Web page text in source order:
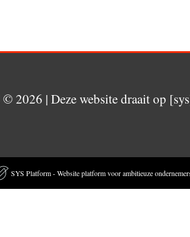
© 2026 | Deze website draait op
SYS Platform - Website platform voor ambitieuze